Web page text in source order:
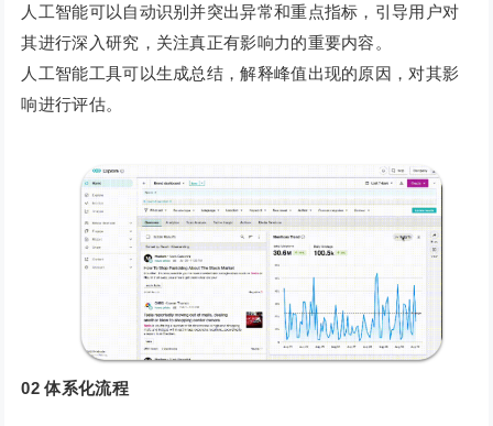
人工智能可以自动识别并突出异常和重点指标，引导用户对
其进行深入研究，关注真正有影响力的重要内容。
人工智能工具可以生成总结，解释峰值出现的原因，对其影
响进行评估。
02 体系化流程